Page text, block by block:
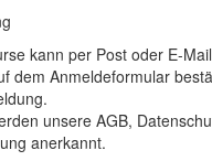
kann per Post oder E-
dem Anmeldeformular
unsere AGB,
anerkannt.